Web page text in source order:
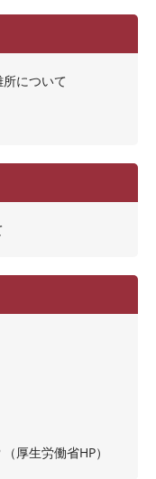
について
厚生労働省HP）